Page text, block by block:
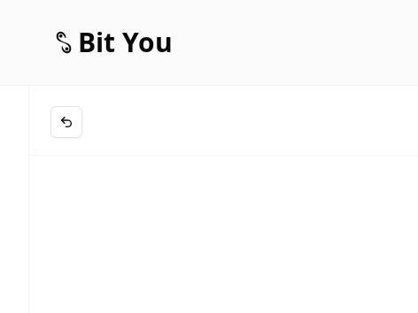
Bit You